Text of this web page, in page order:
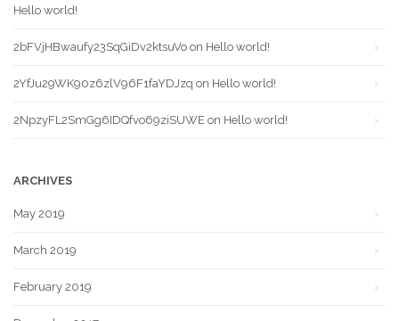
Hello world!
2bFVjHBwaufy23SqGiDv2ktsuVo on Hello world!
2YfJu29WK90z6zlV96F1faYDJzq on Hello world!
2NpzyFL2SmGg6IDQfvo69ziSUWE on Hello world!
ARCHIVES
May 2019
March 2019
February 2019